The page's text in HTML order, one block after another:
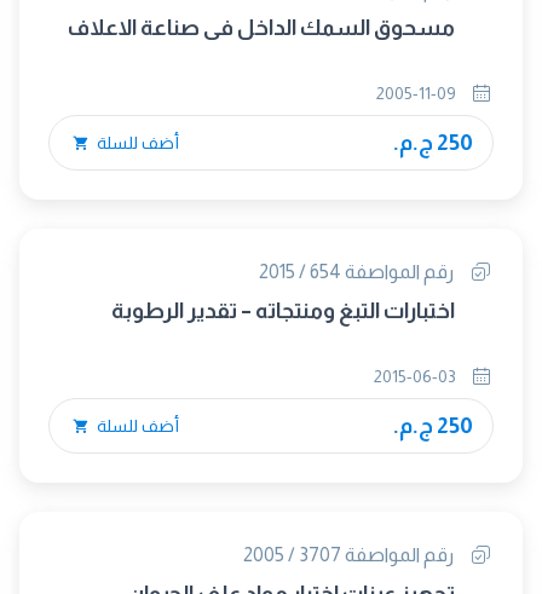
مسحوق السمك الداخل فى صناعة الاعلاف
250 ج.م. أضف للسلة
رقم المواصفة 654 / 2015
اختبارات التبغ ومنتجاته – تقدير الرطوبة
250 ج.م. أضف للسلة
رقم المواصفة 3707 / 2005